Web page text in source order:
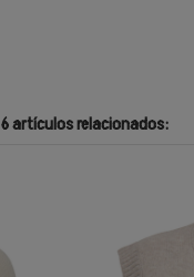
6 artículos relacionados: